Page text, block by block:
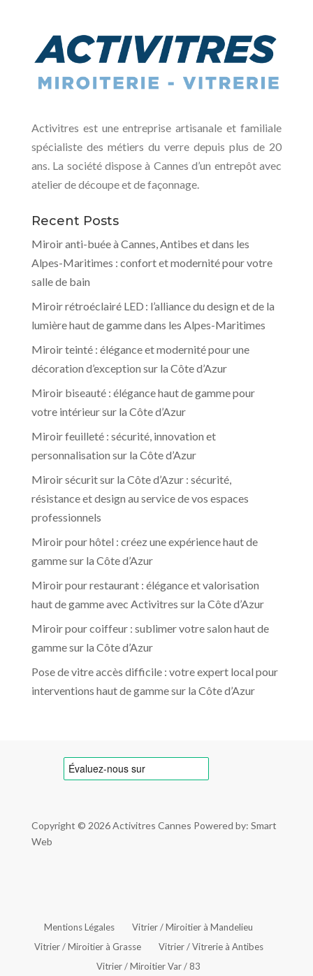
Activitres est une entreprise artisanale et familiale
spécialiste des métiers du verre depuis plus de 20
ans. La société dispose à Cannes d’un entrepôt avec
atelier de découpe et de façonnage.
Recent Posts
Miroir anti-buée à Cannes, Antibes et dans les
Alpes-Maritimes : confort et modernité pour votre
salle de bain
Miroir rétroéclairé LED : l’alliance du design et de la
lumière haut de gamme dans les Alpes-Maritimes
Miroir teinté : élégance et modernité pour une
décoration d’exception sur la Côte d’Azur
Miroir biseauté : élégance haut de gamme pour
votre intérieur sur la Côte d’Azur
Miroir feuilleté : sécurité, innovation et
personnalisation sur la Côte d’Azur
Miroir sécurit sur la Côte d’Azur : sécurité,
résistance et design au service de vos espaces
professionnels
Miroir pour hôtel : créez une expérience haut de
gamme sur la Côte d’Azur
Miroir pour restaurant : élégance et valorisation
haut de gamme avec Activitres sur la Côte d’Azur
Miroir pour coiffeur : sublimer votre salon haut de
gamme sur la Côte d’Azur
Pose de vitre accès difficile : votre expert local pour
interventions haut de gamme sur la Côte d’Azur
Copyright © 2026Activitres Cannes Powered by: Smart
Web
Mentions Légales
Vitrier / Miroitier à Mandelieu
Vitrier / Miroitier à Grasse
Vitrier / Vitrerie à Antibes
Vitrier / Miroitier Var / 83